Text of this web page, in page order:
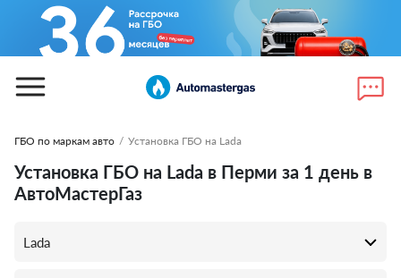
ГБО по маркам авто / Установка ГБО на Lada
Установка ГБО на Lada в Перми за 1 день в
АвтоМастерГаз